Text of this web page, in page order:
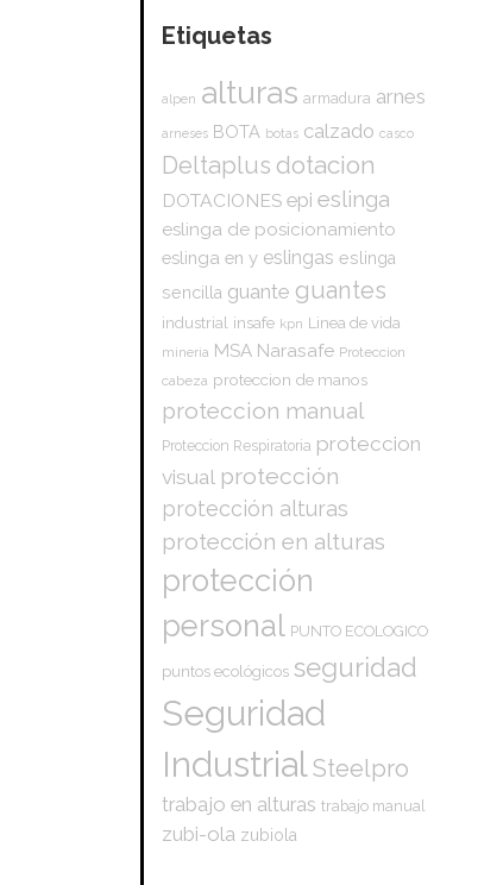
Etiquetas
alpen alturas armadura arnes
arneses BOTA botas calzado casco
Deltaplus dotacion
DOTACIONES epi eslinga
eslinga de posicionamiento
eslinga en y eslingas eslinga
sencilla guante guantes
industrial insafe kpn Linea de vida
mineria MSA Narasafe Proteccion
cabeza proteccion de manos
proteccion manual
Proteccion Respiratoria proteccion
visual protección
protección alturas
protección en alturas
protección
personal PUNTO ECOLOGICO
puntos ecológicos seguridad
Seguridad
IndustrialSteelpro
trabajo en alturas trabajo manual
zubi-ola zubiola